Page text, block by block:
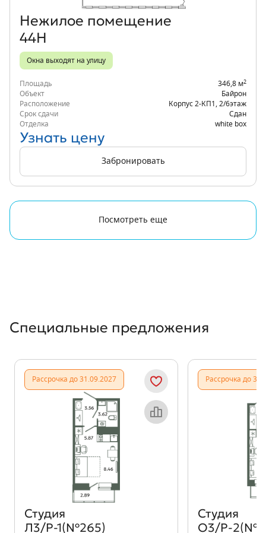
Нежилое помещение
44Н
Окна выходят на улицу
Площадь 346,8 м2
Объект
Байрон
Расположение
Корпус 2-КП1 2/6этаж
Срок сдачи
Сдан
Отделка
white box
Узнать цену
Забронировать
Посмотреть еще
Специальные предложения
Рассрочка до 31.09.2027
Объект месяца
Студия
Л3/Р-1(№265)
Рассрочка до
Студия
О3/Р-